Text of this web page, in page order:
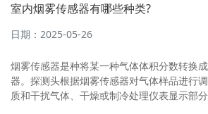
室内烟雾传感器有哪些种类?
日期：2025-05-26
烟雾传感器是种将某一种气体体积分数转换
器。探测头根据烟雾传感器对气体样品进行
质和干扰气体、干燥或制冷处理仪表显示部分